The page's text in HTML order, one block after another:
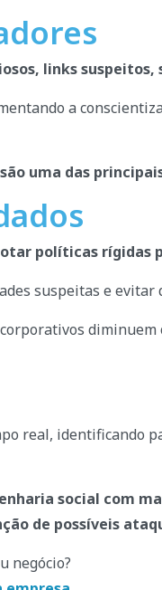
links
a
uma das
políticas rígidas
suspeitas e evitar
real, identificando
social com
de possíveis
negócio?